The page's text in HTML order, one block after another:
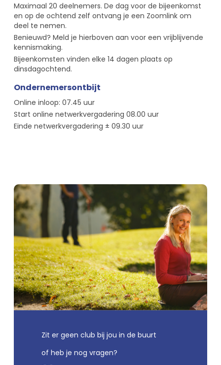
Maximaal 20 deelnemers. De dag voor de bijeenkomst
en op de ochtend zelf ontvang je een Zoomlink om
deel te nemen.
Benieuwd? Meld je hierboven aan voor een vrijblijvende
kennismaking.
Bijeenkomsten vinden elke 14 dagen plaats op
dinsdagochtend.
Ondernemersontbijt
Online inloop: 07.45 uur
Start online netwerkvergadering 08.00 uur
Einde netwerkvergadering ± 09.30 uur
Zit er geen club bij jou in de buurt
of heb je nog vragen?